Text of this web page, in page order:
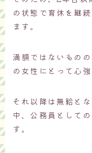
の状態で育休を継
ます。
満額ではないもの
の女性にとって心強
それ以降は無給と
中、公務員として
す。